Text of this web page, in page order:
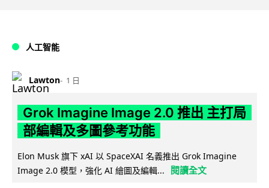
人工智能
Lawton 1 日
Grok Imagine Image 2.0 推出 主打局
部編輯及多圖參考功能
Elon Musk 旗下 xAI 以 SpaceXAI 名義推出 Grok Imagine
Image 2.0 模型，強化 AI 繪圖及編輯...
閱讀全文